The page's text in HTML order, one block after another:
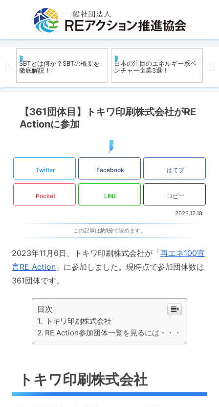
REアクション
SBTとは何か？SBTの概要を
徹底解説！
REアクション
日本の注目のエネルギー系ベ
ンチャー企業3選！
中
イ
【361団体目】トキワ印刷株式会社がRE
Actionに参加
News
Twitter Facebook はてブ
Pocket LINE コピー
2023.12.18
この記事は約1分で読めます。
2023年11月6日、トキワ印刷株式会社が「再エネ100宣
言RE Action 」に参加しました。現時点で参加団体数は
361団体です。
目次
トキワ印刷株式会社
RE Action参加団体一覧を見るには・・・
トキワ印刷株式会社